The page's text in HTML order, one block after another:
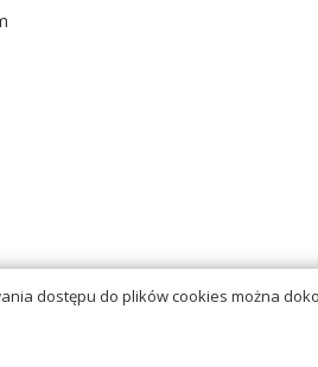
dostępu do plików cookies można